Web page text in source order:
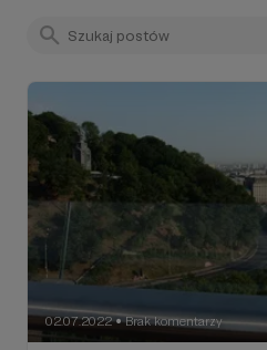
02.07.2022 ● Brak komentarzy